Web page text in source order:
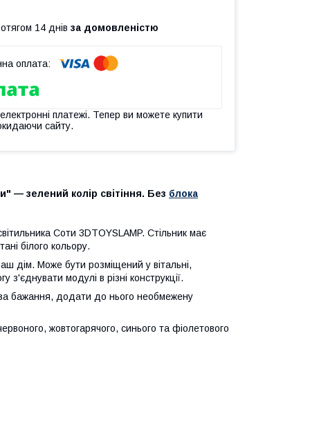
14 днів за домовленістю
платежі. Тепер ви можете купити
сайту.
— зелений колір світіння. Без блока
Соти 3DTOYSLAMP. Стільник має
білого кольору.
дім. Може бути розміщений у вітальні,
з'єднувати модулі в різні конструкції.
бажання, додати до нього необмежену
жовтогарячого, синього та фіолетового